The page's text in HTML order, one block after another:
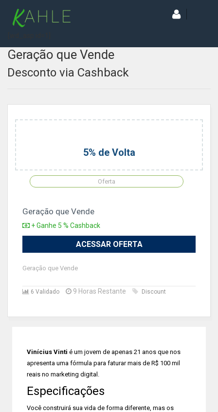
Geração que Vende
Desconto via Cashback
5% de Volta
Oferta
Geração que Vende
+ Ganhe 5 % Cashback
ACESSAR OFERTA
Geração que Vende
6 Validado 9 Horas Restante Discount
Vinícius Vinti é um jovem de apenas 21 anos que nos
apresenta uma fórmula para faturar mais de R$ 100 mil
reais no marketing digital.
Especificações
Você construirá sua vida de forma diferente, mas os